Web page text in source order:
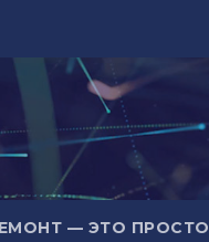
— ЭТО ПРОСТО